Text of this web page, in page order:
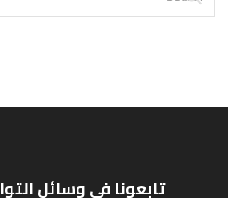
تابعونا في وسائل